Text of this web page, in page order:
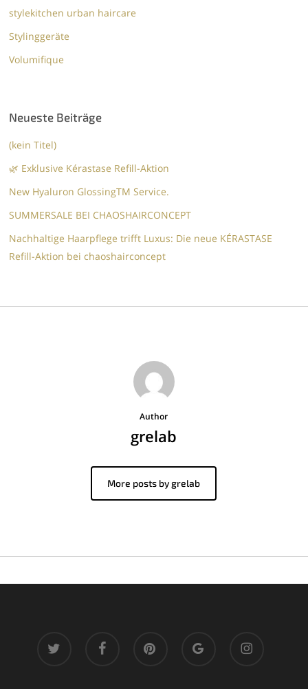
stylekitchen urban haircare
Stylinggeräte
Volumifique
Neueste Beiträge
(kein Titel)
🌿 Exklusive Kérastase Refill-Aktion
New Hyaluron GlossingTM​ Service.​
SUMMERSALE BEI CHAOSHAIRCONCEPT
Nachhaltige Haarpflege trifft Luxus: Die neue KÉRASTASE
Refill-Aktion bei chaoshairconcept
Author
grelab
More posts by grelab
plus